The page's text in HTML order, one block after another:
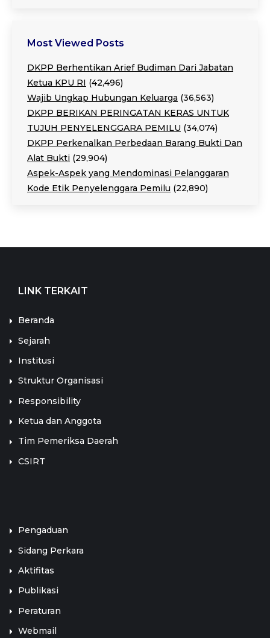
Most Viewed Posts
DKPP Berhentikan Arief Budiman Dari Jabatan
Ketua KPU RI (42,496)
Wajib Ungkap Hubungan Keluarga (36,563)
DKPP BERIKAN PERINGATAN KERAS UNTUK
TUJUH PENYELENGGARA PEMILU (34,074)
DKPP Perkenalkan Perbedaan Barang Bukti Dan
Alat Bukti (29,904)
Aspek-Aspek yang Mendominasi Pelanggaran
Kode Etik Penyelenggara Pemilu (22,890)
LINK TERKAIT
Beranda
Sejarah
Institusi
Struktur Organisasi
Responsibility
Ketua dan Anggota
Tim Pemeriksa Daerah
CSIRT
Pengaduan
Sidang Perkara
Aktifitas
Publikasi
Peraturan
Webmail